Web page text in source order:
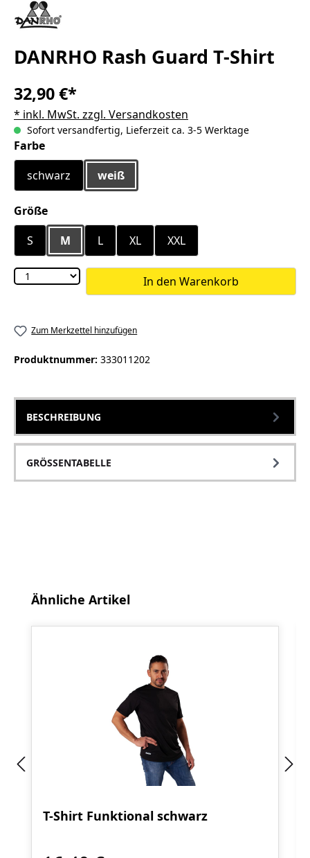
DANRHO Rash Guard T-Shirt
32,90 €*
* inkl. MwSt. zzgl. Versandkosten
Sofort versandfertig, Lieferzeit ca. 3-5 Werktage
Farbeauswählen
schwarz
weiß
Größeauswählen
S
M L XL XXL
In den Warenkorb
Zum Merkzettel hinzufügen
Produktnummer: 333011202
BESCHREIBUNG
GRÖSSENTABELLE
Produktgalerie überspringen
Ähnliche Artikel
T-Shirt Funktional schwarz